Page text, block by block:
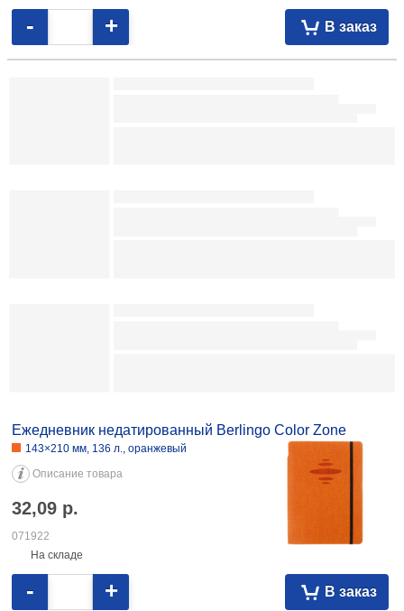
8,18
ассорти (цена за 1 шт.)
Описание товара
5,57
082644
На складе
В заказ
- +